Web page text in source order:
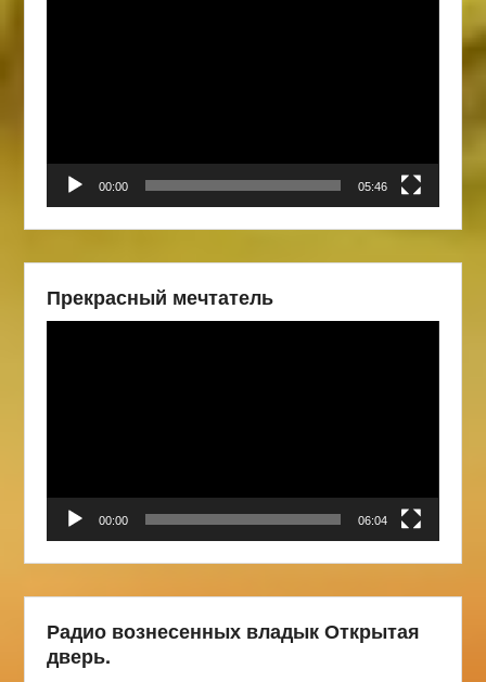
00:00 05:46
Прекрасный мечтатель
00:00 06:04
Радио вознесенных владык Открытая
дверь.